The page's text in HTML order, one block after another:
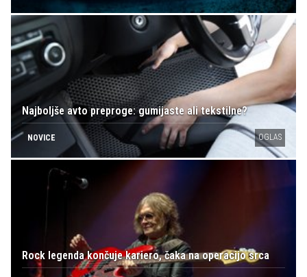
Najboljše avto preproge: gumijaste ali tekstilne?
NOVICE OGLAS
Rock legenda končuje kariero, čaka na operacijo srca